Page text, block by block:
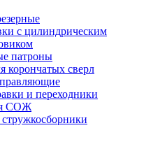
с цилиндрическим
патроны
корончатых сверл
и переходники
СОЖ